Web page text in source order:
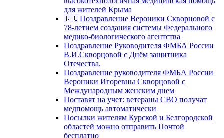
для жителей Крыма
🇷🇺Поздравление Вероники Скворцовой с
78-летием создания системы Федерального
медико-биологического агентства
Поздравление Руководителя ФМБА России
В.И.Скворцовой с Днём защитника
Отечества.
Поздравление руководителя ФМБА России
Вероники Игоревны Скворцовой с
Международным женским днем
Поставят на учет: ветераны СВО получат
медпомощь автоматически
Посылки жителям Курской и Белгородской
областей можно отправить Почтой
бесплатно